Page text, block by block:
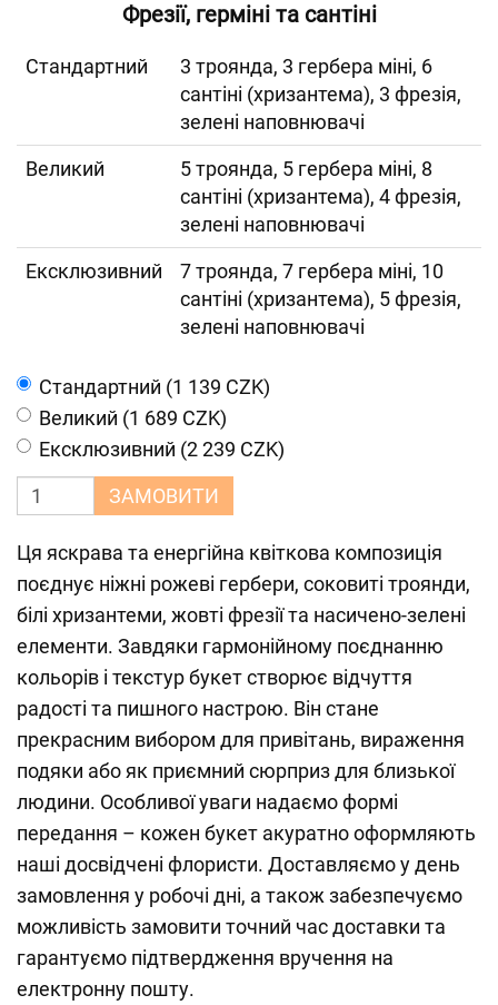
Фрезії, герміні та сантіні
Cтандартний
3 троянда, 3 гербера міні, 6
сантіні (хризантема), 3 фрезія,
зелені наповнювачі
Великий
5 троянда, 5 гербера міні, 8
сантіні (хризантема), 4 фрезія,
зелені наповнювачі
Ексклюзивний
7 троянда, 7 гербера міні, 10
сантіні (хризантема), 5 фрезія,
зелені наповнювачі
Cтандартний (1 139 CZK)
Великий (1 689 CZK)
Ексклюзивний (2 239 CZK)
ЗАМОВИТИ
Ця яскрава та енергійна квіткова композиція
поєднує ніжні рожеві гербери, соковиті троянди,
білі хризантеми, жовті фрезії та насичено-зелені
елементи. Завдяки гармонійному поєднанню
кольорів і текстур букет створює відчуття
радості та пишного настрою. Він стане
прекрасним вибором для привітань, вираження
подяки або як приємний сюрприз для близької
людини. Особливої уваги надаємо формі
передання – кожен букет акуратно оформляють
наші досвідчені флористи. Доставляємо у день
замовлення у робочі дні, а також забезпечуємо
можливість замовити точний час доставки та
гарантуємо підтвердження вручення на
електронну пошту.